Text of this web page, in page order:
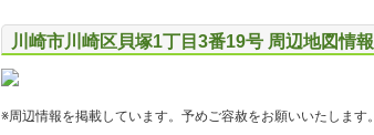
川崎市川崎区貝塚1丁目3番19号 周辺地図情報
※周辺情報を掲載しています。予めご容赦をお願いいたします。